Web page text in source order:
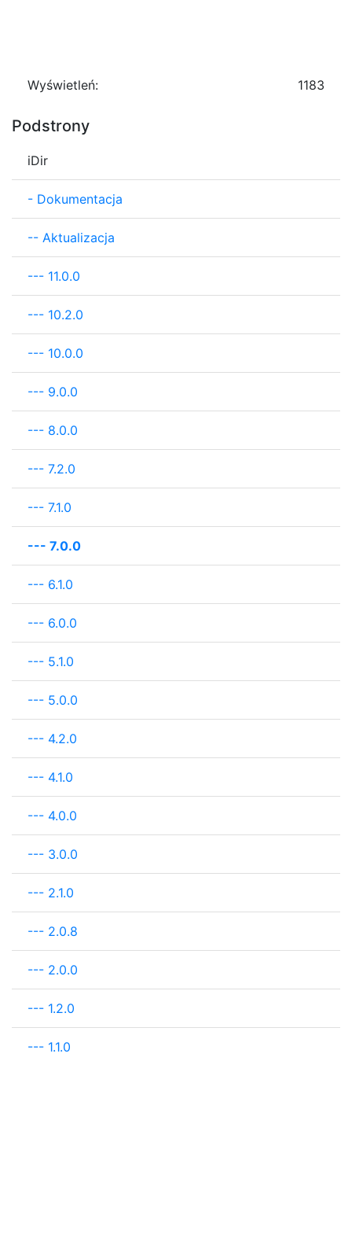
Wyświetleń: 1183
Podstrony
iDir
- Dokumentacja
-- Aktualizacja
--- 11.0.0
--- 10.2.0
--- 10.0.0
--- 9.0.0
--- 8.0.0
--- 7.2.0
--- 7.1.0
--- 7.0.0
--- 6.1.0
--- 6.0.0
--- 5.1.0
--- 5.0.0
--- 4.2.0
--- 4.1.0
--- 4.0.0
--- 3.0.0
--- 2.1.0
--- 2.0.8
--- 2.0.0
--- 1.2.0
--- 1.1.0